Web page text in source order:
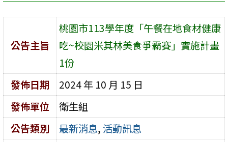
公告主旨
桃園市113學年度「午餐在地食材健康
吃~校園米其林美食爭霸賽」實施計畫
1份
發佈日期
2024 年 10 月 15 日
發佈單位
衛生組
公告類別
最新消息, 活動訊息